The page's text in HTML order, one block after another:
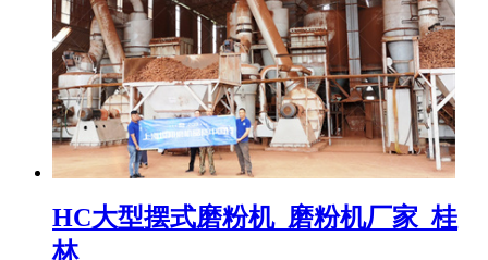
HC大型摆式磨粉机_磨粉机厂家_桂
林